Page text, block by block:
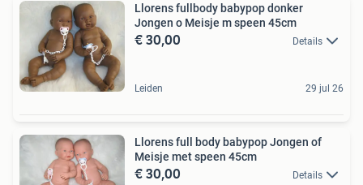
Llorens fullbody babypop donker
Jongen o Meisje m speen 45cm
€ 30,00 Details
Leiden 29 jul 26
Llorens full body babypop Jongen of
Meisje met speen 45cm
€ 30,00 Details